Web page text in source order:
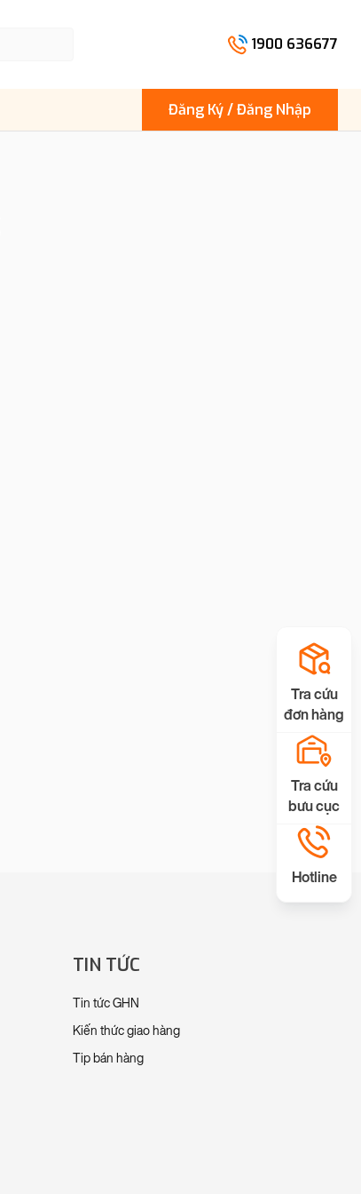
1900 636677
Đăng Ký / Đăng Nhập
TIN TỨC
Tin tức GHN
Kiến thức giao hàng
Tip bán hàng
Tra cứu
đơn hàng
Tra cứu
bưu cục
Hotline